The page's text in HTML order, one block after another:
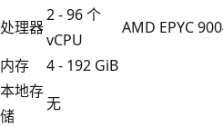
处理器
2 - 96 个
vCPU
AMD EPYC
内存
4 - 192 GiB
本地存
储
无